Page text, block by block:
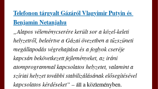
Telefonon tárgyalt Gázáról Vlagyimir Putyin és
Benjamin Netanjahu
„Alapos véleménycserére került sor a közel-keleti
helyzetről, beleértve a Gázai övezetben a tűzszüneti
megállapodás végrehajtása és a foglyok cseréje
kapcsán bekövetkezett fejleményeket, az iráni
atomprogrammal kapcsolatos helyzetet, valamint a
szíriai helyzet további stabilizálásának elősegítésével
kapcsolatos kérdéseket” – áll a közleményben.